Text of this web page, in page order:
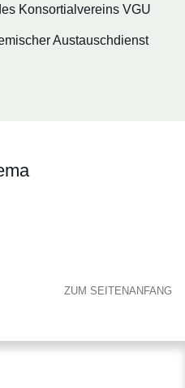
Konsortialvereins VGU
Austauschdienst
ZUM SEITENANFANG